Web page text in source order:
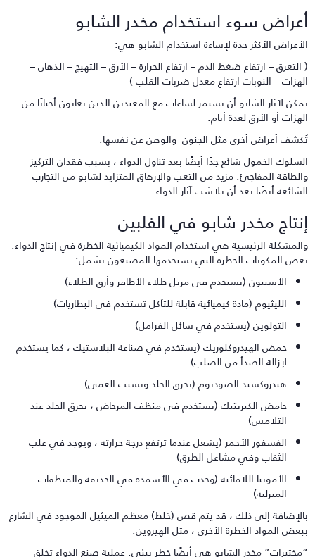
سوء استخدام مخدر الشابو
الأكثر حدة لإساءة استخدام الشابو هي:
– ارتفاع ضغط الدم – ارتفاع الحرارة – الأرق – التهيج – الذهان –
– النوبات ارتفاع معدل ضربات القلب )
لآثار الشابو أن تستمر لساعات مع المعتدين الذين يعانون أحيانًا من
أو الأرق لعدة أيام.
أعراض أخرى مثل الجنون والوهن عن نفسها.
الخمول شائع جدًا أيضًا بعد تناول الدواء ، بسبب فقدان التركيز
المفاجئ. مزيد من التعب والإرهاق المتزايد لشابو من التجارب
أيضًا بعد أن تلاشت آثار الدواء.
مخدر شابو في الفلبين
الرئيسية هي استخدام المواد الكيميائية الخطرة في إنتاج الدواء.
المكونات الخطرة التي يستخدمها المصنعون تشمل:
الأسيتون (يستخدم في مزيل طلاء الأظافر وأرق الطلاء)
الليثيوم (مادة كيميائية قابلة للتآكل تستخدم في البطاريات)
التولوين (يستخدم في سائل الفرامل)
حمض الهيدروكلوريك (يستخدم في صناعة البلاستيك ، كما يستخدم
لإزالة الصدأ من الصلب)
هيدروكسيد الصوديوم (يحرق الجلد ويسبب العمى)
حامض الكبريتيك (يستخدم في منظف المرحاض ، يحرق الجلد عند
التلامس)
الفسفور الأحمر (يشعل عندما ترتفع درجة حرارته ، ويوجد في علب
الثقاب وفي مشاعل الطرق)
الأمونيا اللامائية (وجدت في الأسمدة في الحديقة والمنظفات
المنزلية)
إلى ذلك ، قد يتم قص (خلط) معظم الميثيل الموجود في الشارع
المواد الخطرة الأخرى ، مثل الهيروين.
مخدر الشابو هي أيضًا خطر بيئي. عملية صنع الدواء تخلق